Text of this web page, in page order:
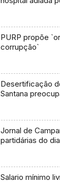
PURP propõe
corrupção`
Desertificação
Santana
Jornal de
partidárias do
Salario mínimo